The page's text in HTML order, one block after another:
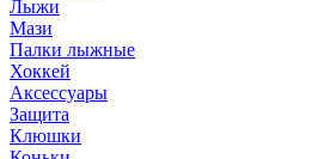
Лыжи
Мази
Палки лыжные
Хоккей
Аксессуары
Защита
Клюшки